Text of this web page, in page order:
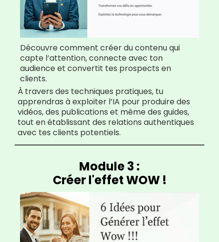
Découvre comment créer du contenu qui
capte l’attention, connecte avec ton
audience et convertit tes prospects en
clients.
À travers des techniques pratiques, tu
apprendras à exploiter l’IA pour produire des
vidéos, des publications et même des guides,
tout en établissant des relations authentiques
avec tes clients potentiels.
Module 3 :
Créer l'effet WOW !